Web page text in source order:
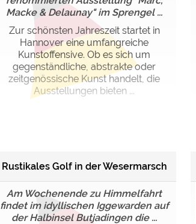
Macke & Delaunay" im Sprengel ...
Zur schönsten Jahreszeit startet in
Hannover eine umfangreiche
Kunstoffensive. Ob es sich um
gegenständliche, abstrakte oder
zeitgenössische Kunst handelt, die
Ausstellungen bieten ...
Rustikales Golf in der Wesermarsch
Am Wochenende zu Himmelfahrt
findet im idyllischen Iggewarden auf
der Halbinsel Butjadingen die ...